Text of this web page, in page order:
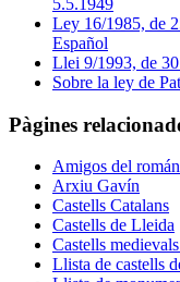
Ley 16/1985, de
Español
Llei 9/1993, de
Sobre la ley de
Pàgines
Amigos del
Arxiu Gavín
Castells Catalans
Castells de Lleida
Castells
Llista de castells